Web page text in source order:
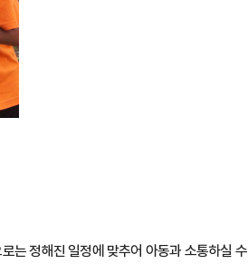
는 정해진 일정에 맞추어 아동과 소통하실 수